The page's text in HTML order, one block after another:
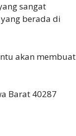
sangat
berada di
akan membuat
Barat 40287